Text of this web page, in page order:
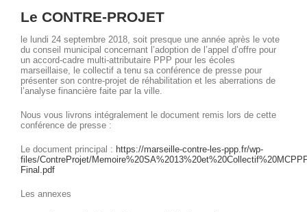
Le CONTRE-PROJET
le lundi 24 septembre 2018, soit presque une année après le vote
du conseil municipal concernant l’adoption de l’appel d’offre pour
un accord-cadre multi-attributaire PPP pour les écoles
marseillaise, le collectif a tenu sa conférence de presse pour
présenter son contre-projet de réhabilitation et les aberrations de
l’analyse financière faite par la ville.
Nous vous livrons intégralement le document remis lors de cette
conférence de presse :
Le document principal : https://marseille-contre-les-ppp.fr/wp-
files/ContreProjet/
Final.pdf
Les annexes